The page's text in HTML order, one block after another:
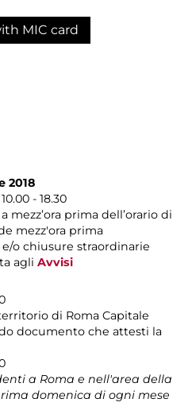
MIC card
2018
- 18.30
mezz’ora prima dell’orario di
mezz'ora prima
o chiusure straordinarie
agli Avvisi
di Roma Capitale
documento che attesti la
a Roma e nell'area della
domenica di ogni mese